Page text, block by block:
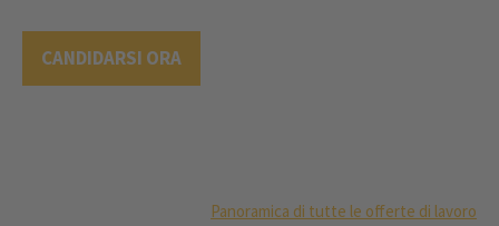
CANDIDARSI ORA
Panoramica di tutte le offerte di lavoro